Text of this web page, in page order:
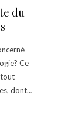
du
Ce
tout
dont…